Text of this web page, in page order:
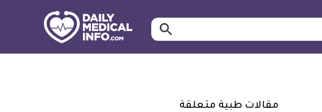
ابحث…
مقالات طبية متعلقة